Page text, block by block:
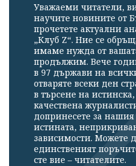
Уважаеми читатели,
научите новините от
прочетете актуални
„Клуб Z“. Ние се
имаме нужда от
продължим. Вече
в 97 държави на
отваряте всеки ден
в търсене на
качествена
допринесете за
истината,
зависимости. Можете
единственият
сте вие – читателите.